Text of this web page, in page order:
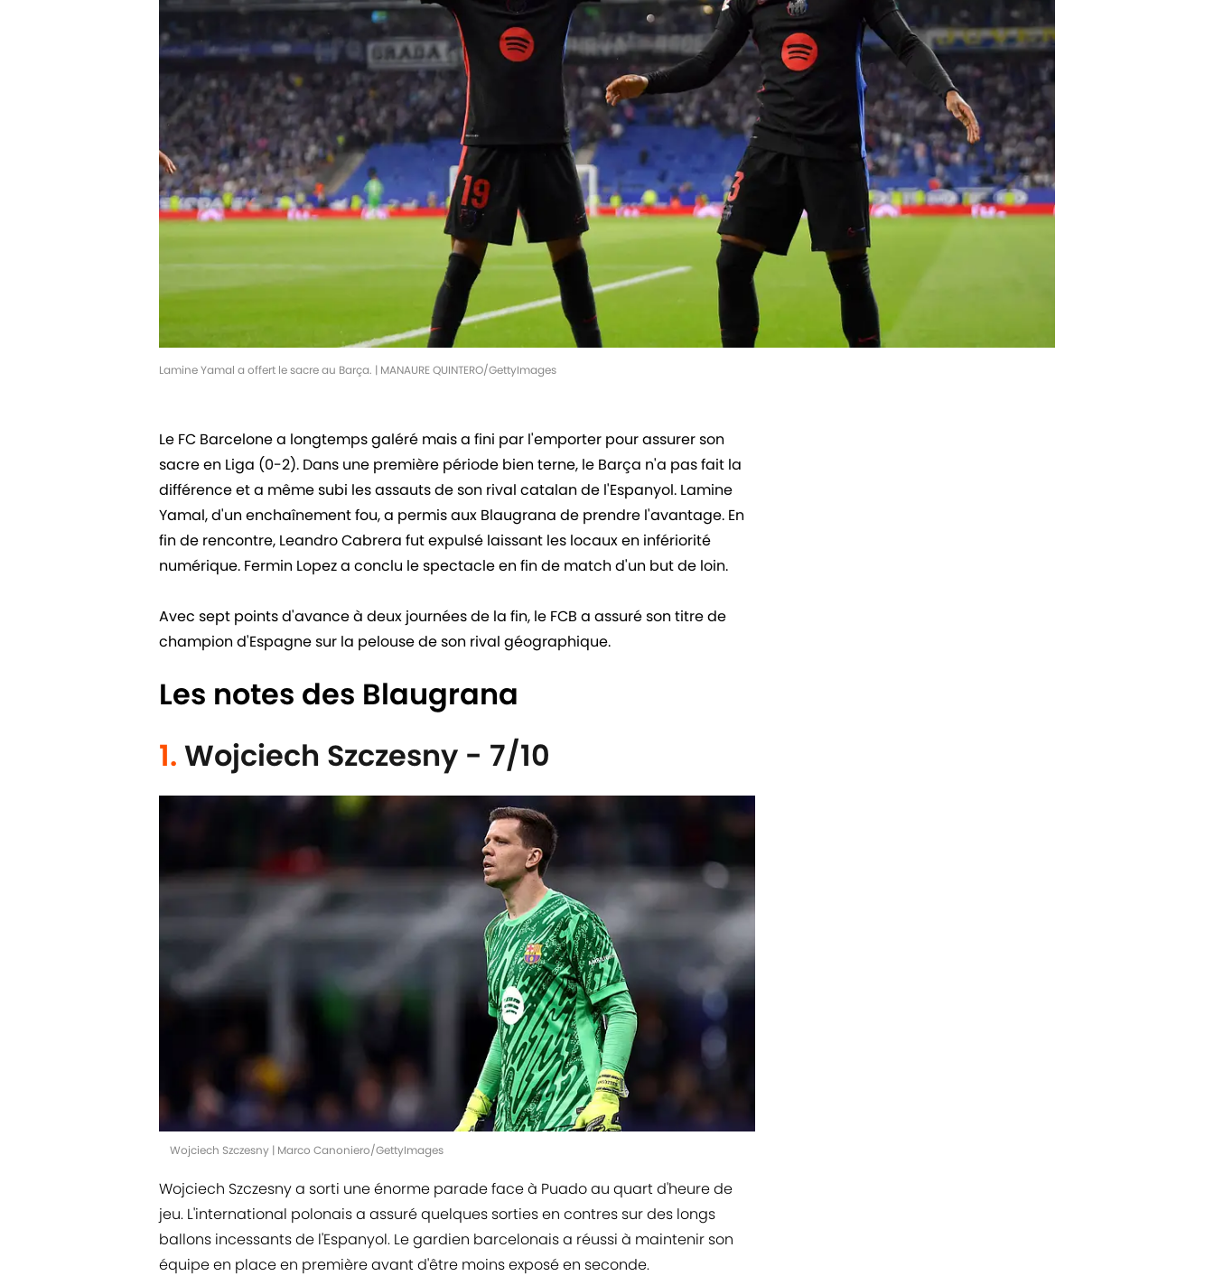
Lamine Yamal a offert le sacre au Barça. | MANAURE QUINTERO/GettyImages
Le FC Barcelone a longtemps galéré mais a fini par l'emporter pour assurer son
sacre en Liga (0-2). Dans une première période bien terne, le Barça n'a pas fait la
différence et a même subi les assauts de son rival catalan de l'Espanyol. Lamine
Yamal, d'un enchaînement fou, a permis aux Blaugrana de prendre l'avantage. En
fin de rencontre, Leandro Cabrera fut expulsé laissant les locaux en infériorité
numérique. Fermin Lopez a conclu le spectacle en fin de match d'un but de loin.
Avec sept points d'avance à deux journées de la fin, le FCB a assuré son titre de
champion d'Espagne sur la pelouse de son rival géographique.
Les notes des Blaugrana
1. Wojciech Szczesny - 7/10
Wojciech Szczesny | Marco Canoniero/GettyImages
Wojciech Szczesny a sorti une énorme parade face à Puado au quart d'heure de
jeu. L'international polonais a assuré quelques sorties en contres sur des longs
ballons incessants de l'Espanyol. Le gardien barcelonais a réussi à maintenir son
équipe en place en première avant d'être moins exposé en seconde.